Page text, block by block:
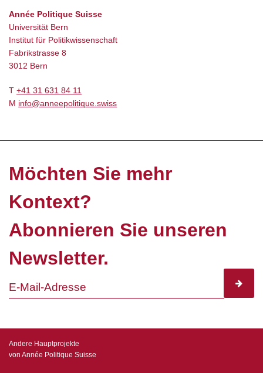
Année Politique Suisse
Universität Bern
Institut für Politikwissenschaft
Fabrikstrasse 8
3012 Bern
T +41 31 631 84 11
M info@anneepolitique.swiss
Möchten Sie mehr
Kontext?
Abonnieren Sie unseren
Newsletter.
Andere Hauptprojekte
von Année Politique Suisse